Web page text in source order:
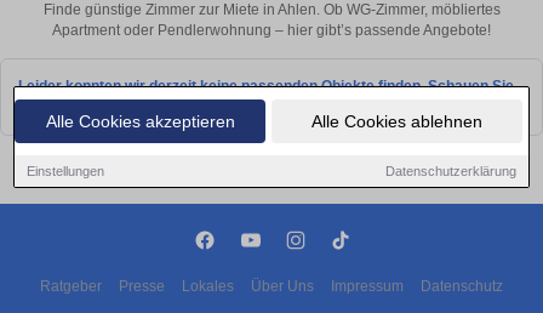
Alle Cookies akzeptieren Alle Cookies ablehnen
Einstellungen Datenschutzerklärung
Finde günstige Zimmer zur Miete in Ahlen. Ob WG-Zimmer, möbliertes
Apartment oder Pendlerwohnung – hier gibt’s passende Angebote!
Leider konnten wir derzeit keine passenden Objekte finden. Schauen Sie
Ratgeber Presse Lokales Über Uns Impressum Datenschutz